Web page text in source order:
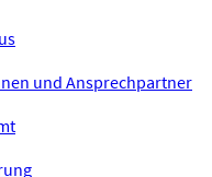
und Ansprechpartner